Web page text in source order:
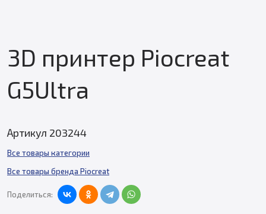
3D принтер Piocreat
G5Ultra
Артикул 203244
Все товары категории
Все товары бренда Piocreat
Поделиться: